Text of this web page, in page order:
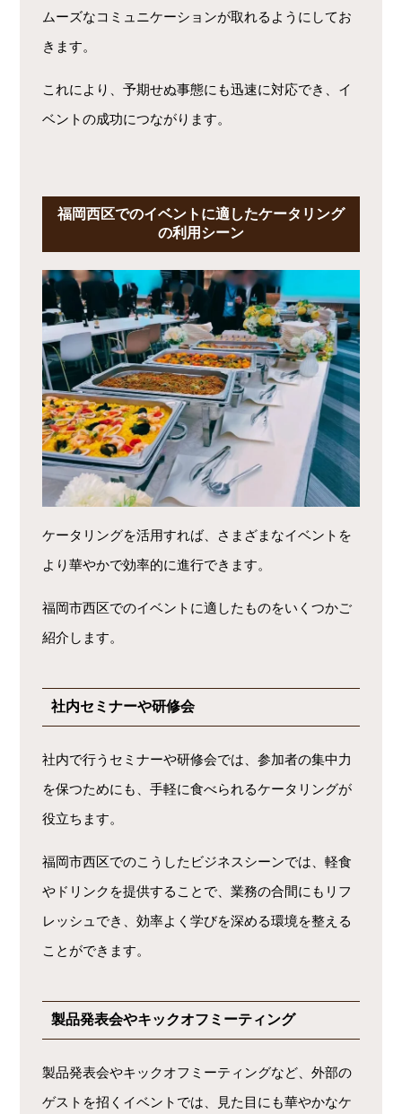
ムーズなコミュニケーションが取れるようにしてお
きます。
これにより、予期せぬ事態にも迅速に対応でき、イ
ベントの成功につながります。
福岡西区でのイベントに適したケータリング
の利用シーン
ケータリングを活用すれば、さまざまなイベントを
より華やかで効率的に進行できます。
福岡市西区でのイベントに適したものをいくつかご
紹介します。
社内セミナーや研修会
社内で行うセミナーや研修会では、参加者の集中力
を保つためにも、手軽に食べられるケータリングが
役立ちます。
福岡市西区でのこうしたビジネスシーンでは、軽食
やドリンクを提供することで、業務の合間にもリフ
レッシュでき、効率よく学びを深める環境を整える
ことができます。
製品発表会やキックオフミーティング
製品発表会やキックオフミーティングなど、外部の
ゲストを招くイベントでは、見た目にも華やかなケ